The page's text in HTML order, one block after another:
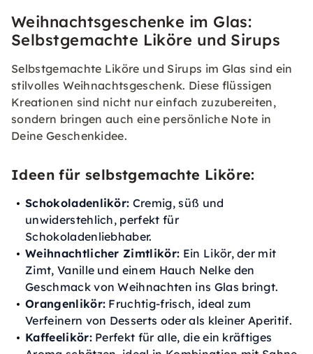
Weihnachtsgeschenke im Glas:
Selbstgemachte Liköre und Sirups
Selbstgemachte Liköre und Sirups im Glas sind ein
stilvolles Weihnachtsgeschenk. Diese flüssigen
Kreationen sind nicht nur einfach zuzubereiten,
sondern bringen auch eine persönliche Note in
Deine Geschenkidee.
Ideen für selbstgemachte Liköre:
Schokoladenlikör: Cremig, süß und
unwiderstehlich, perfekt für
Schokoladenliebhaber.
Weihnachtlicher Zimtlikör: Ein Likör, der mit
Zimt, Vanille und einem Hauch Nelke den
Geschmack von Weihnachten ins Glas bringt.
Orangenlikör: Fruchtig-frisch, ideal zum
Verfeinern von Desserts oder als kleiner Aperitif.
Kaffeelikör:Perfekt für alle, die ein kräftiges